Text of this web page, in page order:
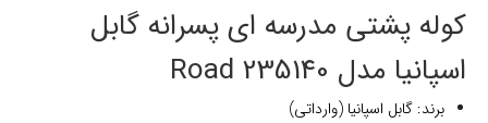
کوله پشتی مدرسه ای پسرانه گابل
اسپانیا مدل 235140 Road
برند: گابل اسپانیا (وارداتی)